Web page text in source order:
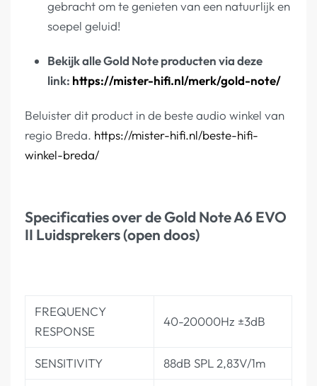
gebracht om te genieten van een natuurlijk en
soepel geluid!
Bekijk alle Gold Note producten via deze
link: https://mister-hifi.nl/merk/gold-note/
Beluister dit product in de beste audio winkel van
regio Breda. https://mister-hifi.nl/beste-hifi-
winkel-breda/
Specificaties over de Gold Note A6 EVO
II Luidsprekers (open doos)
FREQUENCY
RESPONSE
40-20000Hz ±3dB
SENSITIVITY 88dB SPL 2,83V/1m